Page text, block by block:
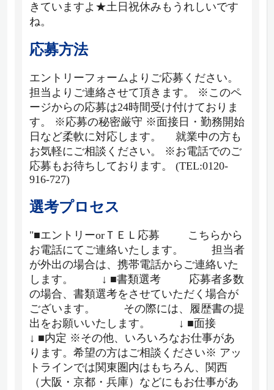
きていますよ★土日祝休みもうれしいです
ね。
応募方法
エントリーフォームよりご応募ください。
担当よりご連絡させて頂きます。 ※このペ
ージからの応募は24時間受け付けておりま
す。 ※応募の秘密厳守 ※面接日・勤務開始
日など柔軟に対応します。 就業中の方も
お気軽にご相談ください。 ※お電話でのご
応募もお待ちしております。 (TEL:0120-
916-727)
選考プロセス
"■エントリーorＴＥＬ応募 こちらから
お電話にてご連絡いたします。 担当者
が外出の場合は、携帯電話からご連絡いた
します。 ↓ ■書類選考 応募者多数
の場合、書類選考をさせていただく場合が
ございます。 その際には、履歴書の提
出をお願いいたします。 ↓ ■面接
↓ ■内定 ※その他、いろいろなお仕事があ
ります。希望の方はご相談ください※ アッ
トラインでは関東圏内はもちろん、関西
（大阪・京都・兵庫）などにもお仕事があ